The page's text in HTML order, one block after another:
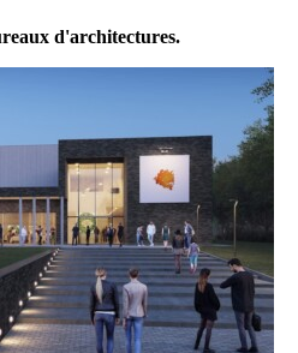
d'architectures.